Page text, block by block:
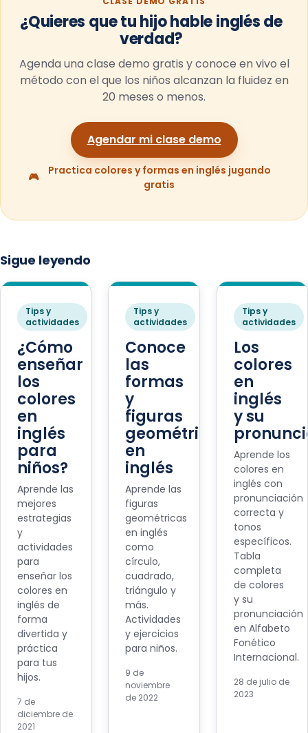
¿Quieres que tu hijo hable inglés de
verdad?
Agenda una clase demo gratis y conoce en vivo el
método con el que los niños alcanzan la fluidez en
20 meses o menos.
Agendar mi clase demo
🎮
Practica colores y formas en inglés jugando
gratis
Sigue leyendo
Tips y
actividades
¿Cómo
enseñar
los
colores
en
inglés
para
niños?
Aprende las
mejores
estrategias
y
actividades
para
enseñar los
colores en
inglés de
forma
divertida y
práctica
para tus
hijos.
7 de
diciembre de
2021
Tips y
actividades
Conoce
las
formas
y
figuras
geométricas
en
inglés
Aprende las
figuras
geométricas
en inglés
como
círculo,
cuadrado,
triángulo y
más.
Actividades
y ejercicios
para niños.
9 de
noviembre
de 2022
Tips y
actividades
Los
colores
en
inglés
y su
Aprende los
colores en
inglés con
pronunciación
correcta y
tonos
específicos.
Tabla
completa
de colores
y su
pronunciación
en Alfabeto
Fonético
Internacional.
28 de julio de
2023